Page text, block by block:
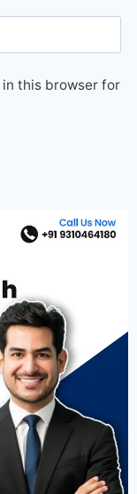
in this browser for